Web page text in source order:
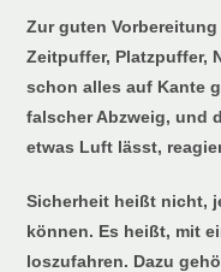
Zur guten
Zeitpuffer, Platzpuffer,
schon alles auf Kante
falscher Abzweig, und
etwas Luft lässt,
Sicherheit heißt nicht,
können. Es heißt, mit
loszufahren. Dazu